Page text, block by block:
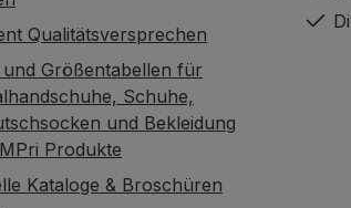
Qualitätsversprechen
Größentabellen für
Schuhe,
und Bekleidung
Produkte
Kataloge & Broschüren